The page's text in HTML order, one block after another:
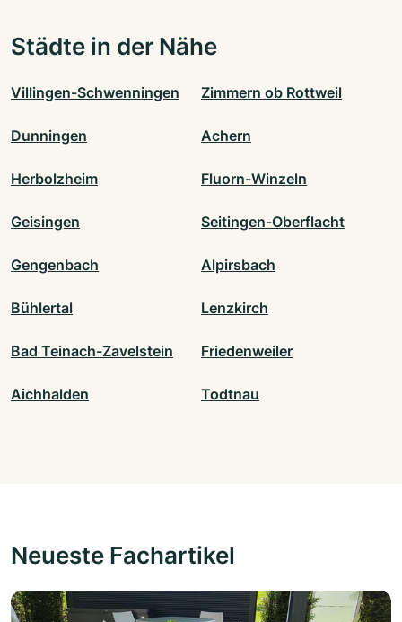
Städte in der Nähe
Villingen-Schwenningen Zimmern ob Rottweil
Dunningen Achern
Herbolzheim Fluorn-Winzeln
Geisingen Seitingen-Oberflacht
Gengenbach Alpirsbach
Bühlertal Lenzkirch
Bad Teinach-Zavelstein Friedenweiler
Aichhalden Todtnau
Neueste Fachartikel